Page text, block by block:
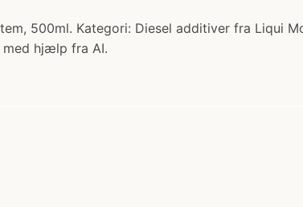
500ml. Kategori: Diesel additiver fra Liqui
hjælp fra AI.